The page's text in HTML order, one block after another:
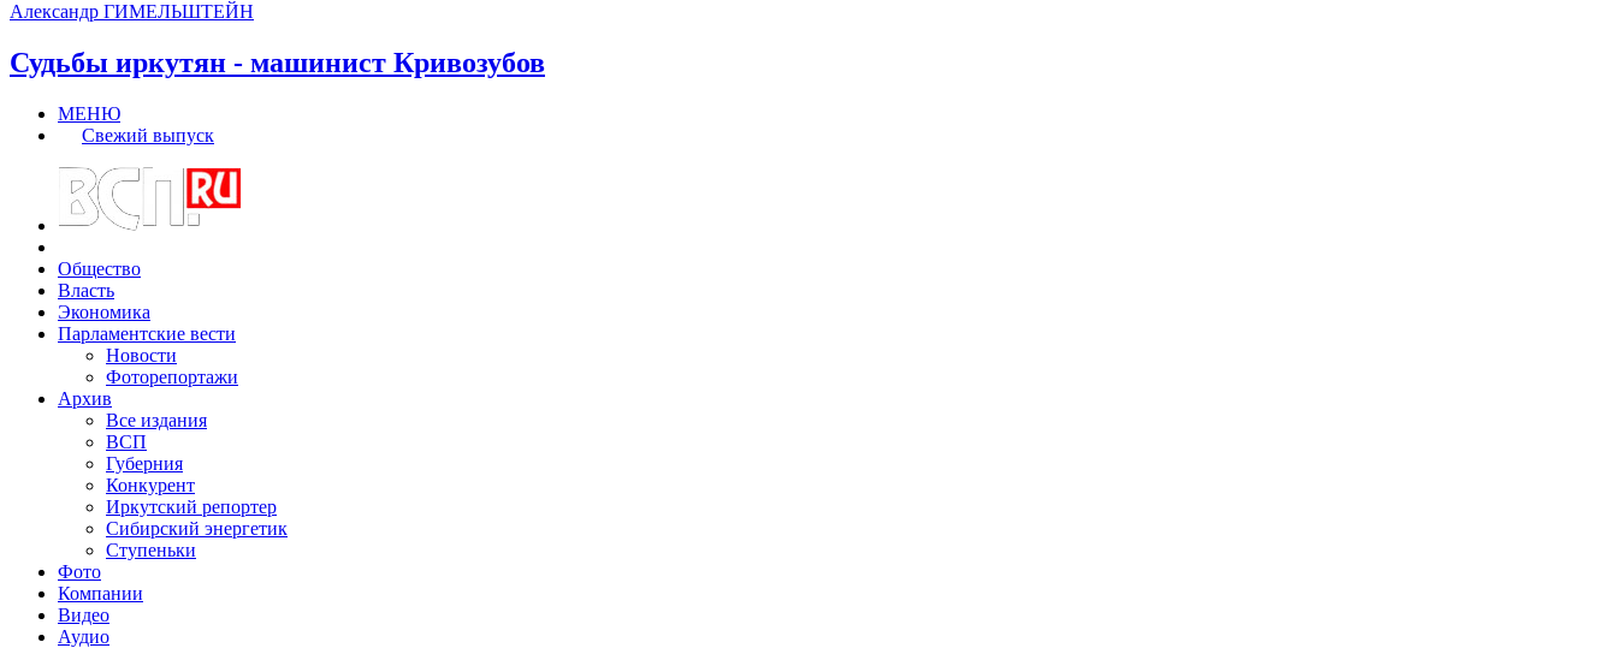
Александр ГИМЕЛЬШТЕЙН
Судьбы иркутян - машинист Кривозубов
МЕНЮ
Свежий выпуск
Общество
Власть
Экономика
Парламентские вести
Новости
Фоторепортажи
Архив
Все издания
ВСП
Губерния
Конкурент
Иркутский репортер
Сибирский энергетик
Ступеньки
Фото
Компании
Видео
Аудио